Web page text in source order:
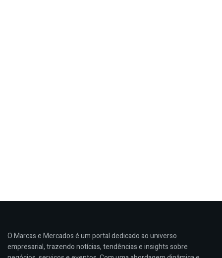
O Marcas e Mercados é um portal dedicado ao universo
empresarial, trazendo notícias, tendências e insights sobre